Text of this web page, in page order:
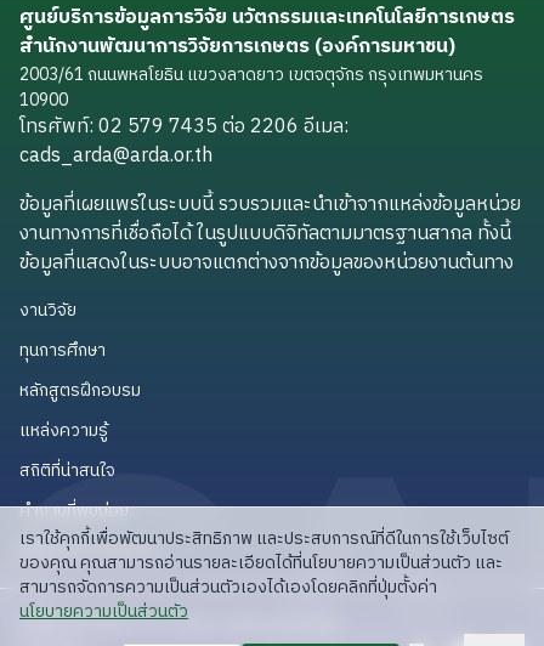
ศูนย์บริการข้อมูลการวิจัย นวัตกรรมและเทคโนโลยีการเกษตร
สำนักงานพัฒนาการวิจัยการเกษตร (องค์การมหาชน)
2003/61 ถนนพหลโยธิน แขวงลาดยาว เขตจตุจักร กรุงเทพมหานคร
10900
โทรศัพท์: 02 579 7435 ต่อ 2206 อีเมล:
cads_arda@arda.or.th
ข้อมูลที่เผยแพร่ในระบบนี้ รวบรวมและนำเข้าจากแหล่งข้อมูลหน่วย
งานทางการที่เชื่อถือได้ ในรูปแบบดิจิทัลตามมาตรฐานสากล ทั้งนี้
ข้อมูลที่แสดงในระบบอาจแตกต่างจากข้อมูลของหน่วยงานต้นทาง
งานวิจัย
ทุนการศึกษา
หลักสูตรฝึกอบรม
แหล่งความรู้แหล่งความรู้
สถิติที่น่าสนใจ
คำถามที่พบบ่อยคำถามที่พบบ่อย
API สำหรับนักพัฒนาAPI สำหรับนักพัฒนา
ลิขสิทธิ์ © 2025 สวก: สำนักงานพัฒนาการวิจัย
เราใช้คุกกี้เพื่อพัฒนาประสิทธิภาพ และประสบการณ์ที่ดีในการใช้เว็บไซต์
ของคุณ คุณสามารถอ่านรายละเอียดได้ที่นโยบายความเป็นส่วนตัว และ
สามารถจัดการความเป็นส่วนตัวเองได้เองโดยคลิกที่ปุ่มตั้งค่า
read privacy policy
นโยบายความเป็นส่วนตัว